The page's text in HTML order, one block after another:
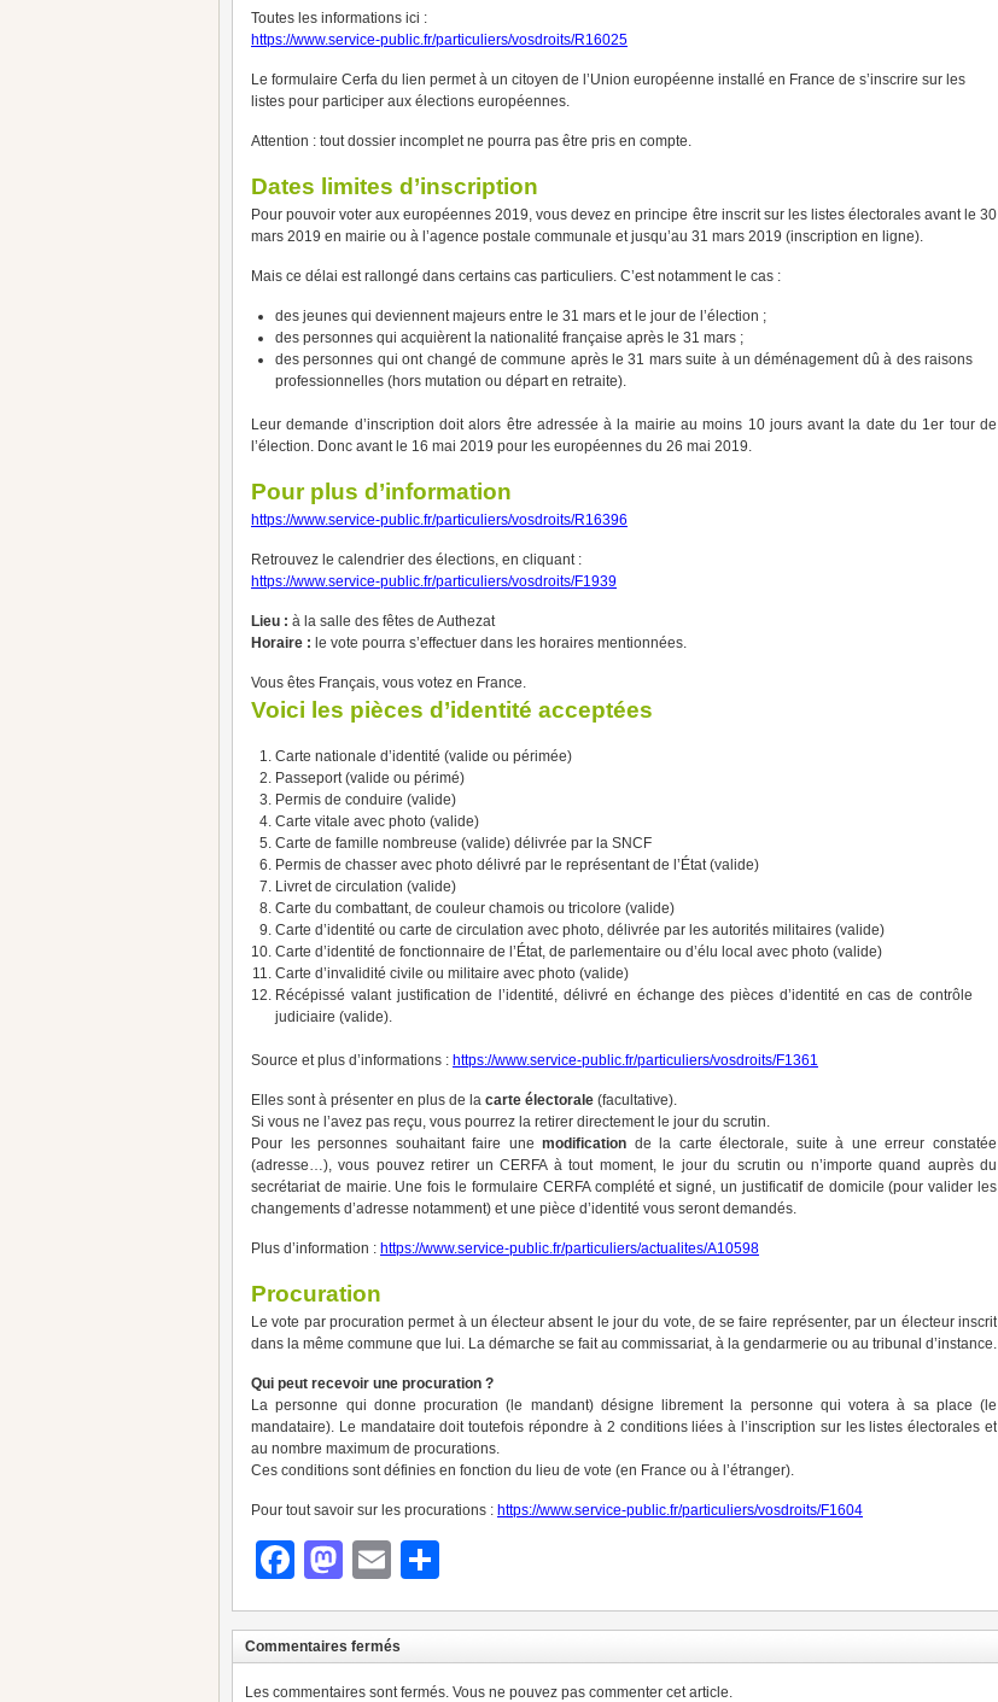
Toutes les informations ici :
https://www.service-public.fr/particuliers/vosdroits/R16025
Le formulaire Cerfa du lien permet à un citoyen de l’Union européenne installé en France de s’inscrire sur les
listes pour participer aux élections européennes.
Attention : tout dossier incomplet ne pourra pas être pris en compte.
Dates limites d’inscription
Pour pouvoir voter aux européennes 2019, vous devez en principe être inscrit sur les listes électorales avant le 30
mars 2019 en mairie ou à l’agence postale communale et jusqu’au 31 mars 2019 (inscription en ligne).
Mais ce délai est rallongé dans certains cas particuliers. C’est notamment le cas :
des jeunes qui deviennent majeurs entre le 31 mars et le jour de l’élection ;
des personnes qui acquièrent la nationalité française après le 31 mars ;
des personnes qui ont changé de commune après le 31 mars suite à un déménagement dû à des raisons
professionnelles (hors mutation ou départ en retraite).
Leur demande d’inscription doit alors être adressée à la mairie au moins 10 jours avant la date du 1er tour de
l’élection. Donc avant le 16 mai 2019 pour les européennes du 26 mai 2019.
Pour plus d’information
https://www.service-public.fr/particuliers/vosdroits/R16396
Retrouvez le calendrier des élections, en cliquant :
https://www.service-public.fr/particuliers/vosdroits/F1939
Lieu : à la salle des fêtes de Authezat
Horaire : le vote pourra s’effectuer dans les horaires mentionnées.
Vous êtes Français, vous votez en France.
Voici les pièces d’identité acceptées
Carte nationale d’identité (valide ou périmée)
Passeport (valide ou périmé)
Permis de conduire (valide)
Carte vitale avec photo (valide)
Carte de famille nombreuse (valide) délivrée par la SNCF
Permis de chasser avec photo délivré par le représentant de l’État (valide)
Livret de circulation (valide)
Carte du combattant, de couleur chamois ou tricolore (valide)
Carte d’identité ou carte de circulation avec photo, délivrée par les autorités militaires (valide)
Carte d’identité de fonctionnaire de l’État, de parlementaire ou d’élu local avec photo (valide)
Carte d’invalidité civile ou militaire avec photo (valide)
Récépissé valant justification de l’identité, délivré en échange des pièces d’identité en cas de contrôle
judiciaire (valide).
Source et plus d’informations : https://www.service-public.fr/particuliers/vosdroits/F1361
Elles sont à présenter en plus de la carte électorale (facultative).
Si vous ne l’avez pas reçu, vous pourrez la retirer directement le jour du scrutin.
Pour les personnes souhaitant faire unemodification de la carte électorale, suite à une erreur constatée
(adresse…), vous pouvez retirer un CERFA à tout moment, le jour du scrutin ou n’importe quand auprès du
secrétariat de mairie. Une fois le formulaire CERFA complété et signé, un justificatif de domicile (pour valider les
changements d’adresse notamment) et une pièce d’identité vous seront demandés.
Plus d’information : https://www.service-public.fr/particuliers/actualites/A10598
Procuration
Le vote par procuration permet à un électeur absent le jour du vote, de se faire représenter, par un électeur inscrit
dans la même commune que lui. La démarche se fait au commissariat, à la gendarmerie ou au tribunal d’instance.
Qui peut recevoir une procuration ?
La personne qui donne procuration (le mandant) désigne librement la personne qui votera à sa place (le
mandataire). Le mandataire doit toutefois répondre à 2 conditions liées à l’inscription sur les listes électorales et
au nombre maximum de procurations.
Ces conditions sont définies en fonction du lieu de vote (en France ou à l’étranger).
Pour tout savoir sur les procurations : https://www.service-public.fr/particuliers/vosdroits/F1604
Facebook
Mastodon
Email
Commentaires fermés
Les commentaires sont fermés. Vous ne pouvez pas commenter cet article.